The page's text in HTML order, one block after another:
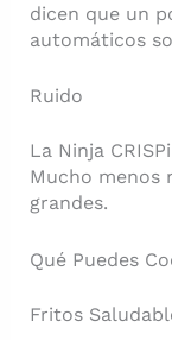
dicen que un
automáticos
Ruido
La Ninja
Mucho menos
grandes.
Qué Puedes
Fritos